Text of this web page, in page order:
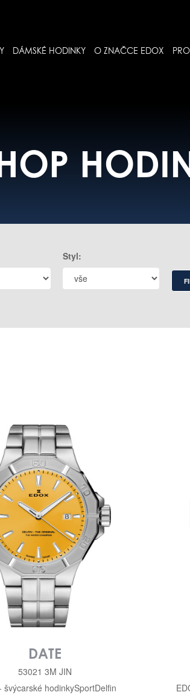
DÁMSKÉ HODINKY O ZNAČCE EDOX
Styl:
DATE
53021 3M JIN
švýcarské hodinkySportDelfin